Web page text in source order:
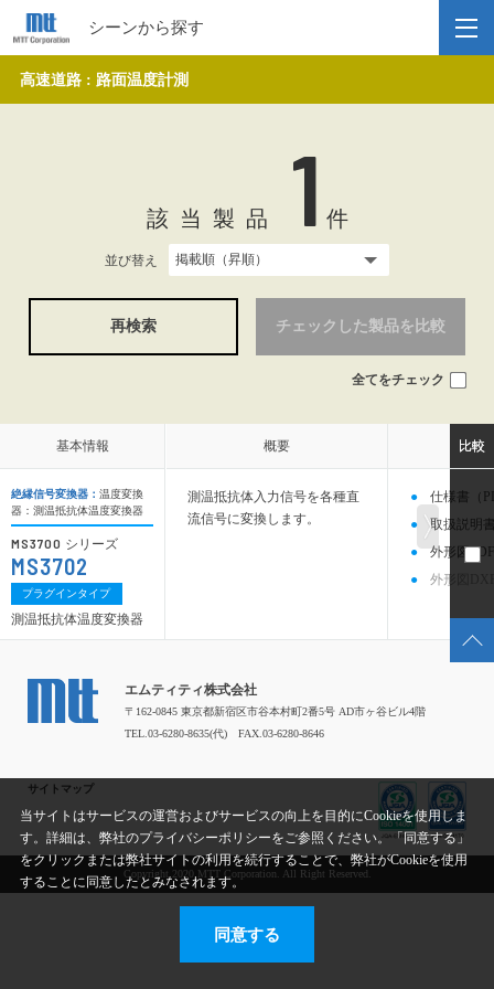
シーンから探す
高速道路 : 路面温度計測
該当製品 1 件
並び替え
再検索 チェックした製品を比較
全てをチェック
概要
測温抵抗体入力信号を各種直
流信号に変換します。
仕様書（
取扱説明
外形図
外形図
概要
基本情報
絶縁信号変換器： 温度変換
器：測温抵抗体温度変換器
MS3700 シリーズ
MS3702
プラグインタイプ
測温抵抗体温度変換器
基本情報 比較
比較
エムティティ株式会社
〒162-0845 東京都新宿区市谷本村町2番5号 AD市ヶ谷ビル4階
TEL.03-6280-8635(代) FAX.03-6280-8646
サイトマップ
Copyright 2020 MTT Corporation. All Right Reserved.
当サイトはサービスの運営およびサービスの向上を目的にCookieを使用しま
す。詳細は、弊社のプライバシーポリシーをご参照ください。「同意する」
をクリックまたは弊社サイトの利用を続行することで、弊社がCookieを使用
することに同意したとみなされます。
同意する